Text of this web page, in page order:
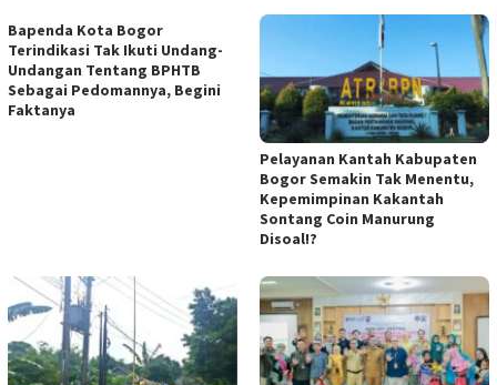
Bapenda Kota Bogor
Terindikasi Tak Ikuti Undang-
Undangan Tentang BPHTB
Sebagai Pedomannya, Begini
Faktanya
Pelayanan Kantah Kabupaten
Bogor Semakin Tak Menentu,
Kepemimpinan Kakantah
Sontang Coin Manurung
Disoal!?